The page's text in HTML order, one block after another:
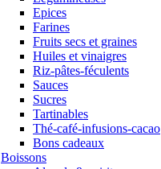
Epices
Farines
Fruits secs et graines
Huiles et vinaigres
Riz-pâtes-féculents
Sauces
Sucres
Tartinables
Thé-café-infusions-cacao
Bons cadeaux
Boissons